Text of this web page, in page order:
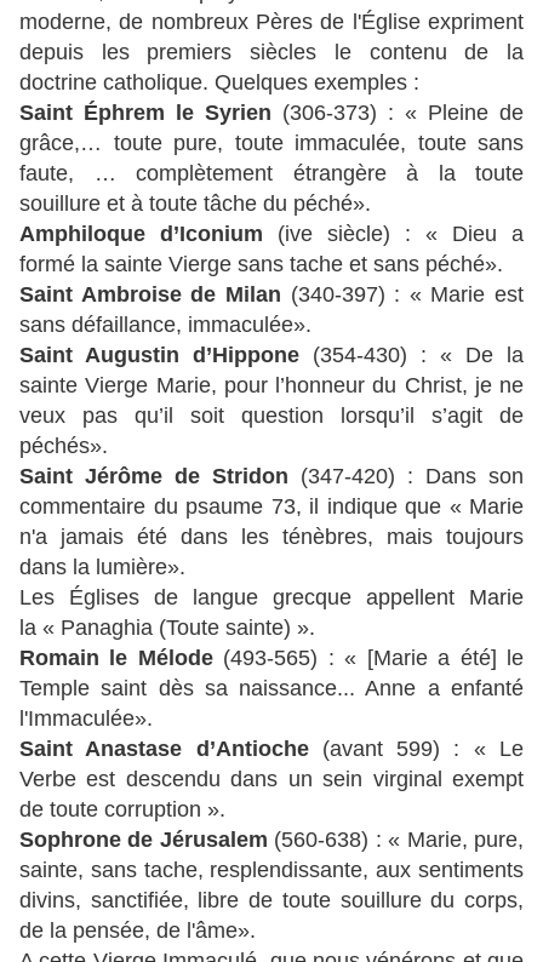
moderne, de nombreux Pères de l'Église expriment
depuis les premiers siècles le contenu de la
doctrine catholique. Quelques exemples :
Saint Éphrem le Syrien (306-373) : « Pleine de
grâce,… toute pure, toute immaculée, toute sans
faute, … complètement étrangère à la toute
souillure et à toute tâche du péché».
Amphiloque d’Iconium (ive siècle) : « Dieu a
formé la sainte Vierge sans tache et sans péché».
Saint Ambroise de Milan (340-397) : « Marie est
sans défaillance, immaculée».
Saint Augustin d’Hippone (354-430) : « De la
sainte Vierge Marie, pour l’honneur du Christ, je ne
veux pas qu’il soit question lorsqu’il s’agit de
péchés».
Saint Jérôme de Stridon (347-420) : Dans son
commentaire du psaume 73, il indique que « Marie
n'a jamais été dans les ténèbres, mais toujours
dans la lumière».
Les Églises de langue grecque appellent Marie
la « Panaghia (Toute sainte) ».
Romain le Mélode(493-565) : « [Marie a été] le
Temple saint dès sa naissance... Anne a enfanté
l'Immaculée».
Saint Anastase d’Antioche(avant 599) : « Le
Verbe est descendu dans un sein virginal exempt
de toute corruption ».
Sophrone de Jérusalem (560-638) : « Marie, pure,
sainte, sans tache, resplendissante, aux sentiments
divins, sanctifiée, libre de toute souillure du corps,
de la pensée, de l'âme».